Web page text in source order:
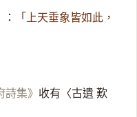
：
「上天垂象皆如此，
詩集》 收有〈古遺 歎